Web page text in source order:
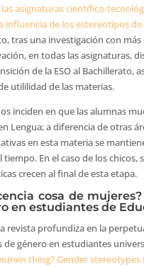
asignaturas científico-
influencia de los estereotipos de
tras una investigación con más
en todas las asignaturas,
de la ESO al Bachillerato,
utililidad de las materias.
inciden en que las alumnas
Lengua; a diferencia de otras
en esta materia se
tiempo. En el caso de los chicos,
crecen al final de esta etapa.
cosa de
en estudiantes de
revista profundiza en la
de género en estudiantes
thing? Gender